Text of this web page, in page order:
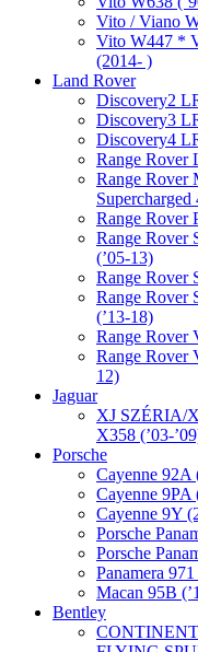
Vito / Viano
Vito W447 *
(2014- )
Land Rover
Discovery2
Discovery3
Discovery4
Range Rover
Range
Range Rover
Range Rover
(’05-13)
Range Rover
Range Rover
(’13-18)
Range Rover
Range Rover
12)
Jaguar
XJ SZÉRIA/
X358 (’03-
Porsche
Cayenne 92A
Cayenne 9PA
Cayenne 9Y
Porsche
Porsche
Panamera
Macan 95B
Bentley